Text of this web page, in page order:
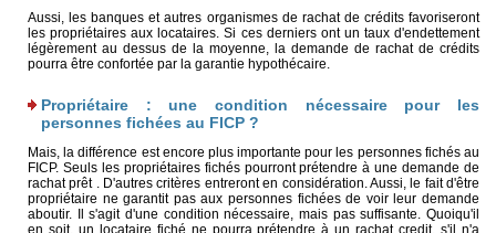
Aussi, les banques et autres organismes de rachat de crédits favoriseront
les propriétaires aux locataires. Si ces derniers ont un taux d'endettement
légèrement au dessus de la moyenne, la demande de rachat de crédits
pourra être confortée par la garantie hypothécaire.
Propriétaire : une condition nécessaire pour les
personnes fichées au FICP ?
Mais, la différence est encore plus importante pour les personnes fichés au
FICP. Seuls les propriétaires fichés pourront prétendre à une demande de
rachat prêt . D'autres critères entreront en considération. Aussi, le fait d'être
propriétaire ne garantit pas aux personnes fichées de voir leur demande
aboutir. Il s'agit d'une condition nécessaire, mais pas suffisante. Quoiqu'il
en soit, un locataire fiché ne pourra prétendre à un rachat credit, s'il n'a